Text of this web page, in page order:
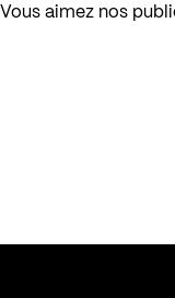
Vous aimez nos